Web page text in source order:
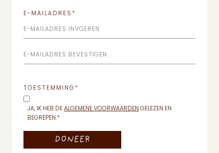
E-MAILADRES *
TOESTEMMING *
JA, IK HEB DE ALGEMENE VOORWAARDEN GELEZEN EN
BEGREPEN.*